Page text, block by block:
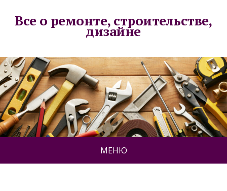
Все о ремонте, строительстве,
дизайне
МЕНЮ